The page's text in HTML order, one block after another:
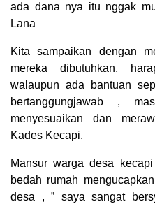
ada dana nya itu nggak
Lana
Kita sampaikan dengan
mereka dibutuhkan,
walaupun ada bantuan
bertanggungjawab ,
menyesuaikan dan
Kades Kecapi.
Mansur warga desa
bedah rumah
desa , ” saya sangat